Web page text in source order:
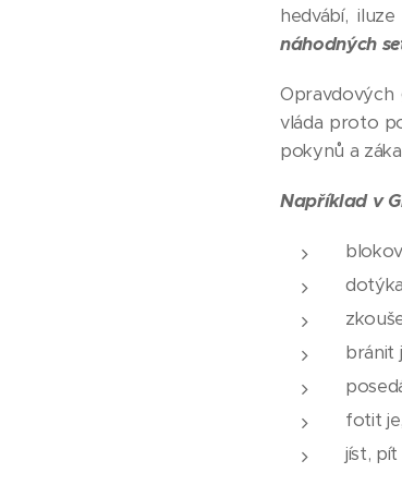
hedvábí,
náhodných
Opravdových
vláda proto
pokynů a
Například v
bránit
fotit
jíst,